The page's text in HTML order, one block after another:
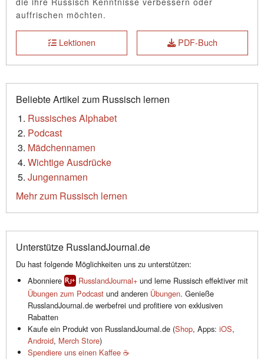
auffrischen möchten.
Lektionen PDF-Buch
Beliebte Artikel zum Russisch lernen
Russisches Alphabet
Podcast
Mädchennamen
Wichtige Ausdrücke
Jungennamen
Mehr zum Russisch lernen
Unterstütze RusslandJournal.de
Du hast folgende Möglichkeiten uns zu unterstützen:
Abonniere
RusslandJournal+ und lerne Russisch effektiver mit
Übungen zum Podcast und anderen Übungen. Genieße
RusslandJournal.de werbefrei und profitiere von exklusiven
Rabatten
Kaufe ein Produkt von RusslandJournal.de (Shop, Apps: iOS,
Android, Merch Store)
Spendiere uns einen Kaffee ☕️